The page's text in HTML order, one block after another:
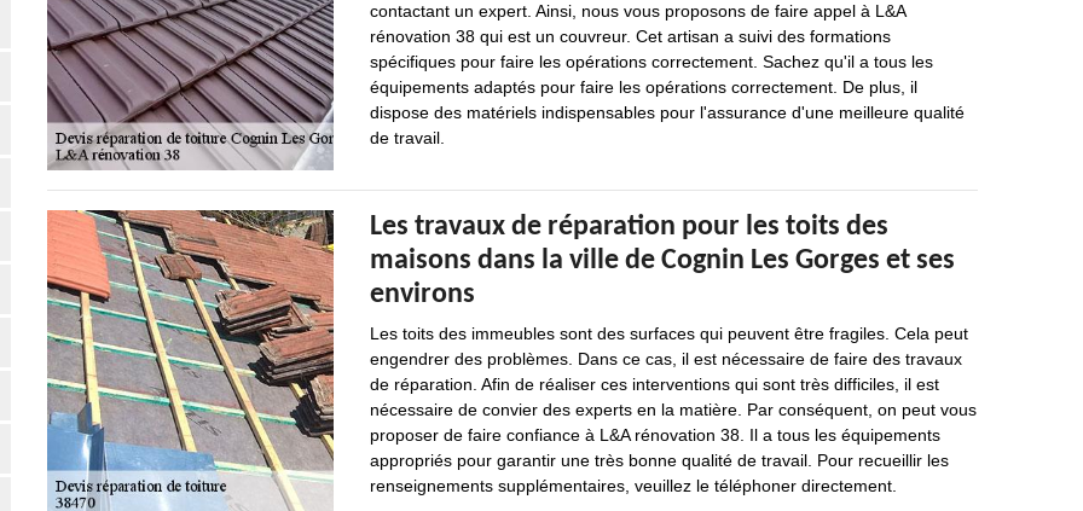
contactant un expert. Ainsi, nous vous proposons de faire appel à L&A
rénovation 38 qui est un couvreur. Cet artisan a suivi des formations
spécifiques pour faire les opérations correctement. Sachez qu'il a tous les
équipements adaptés pour faire les opérations correctement. De plus, il
dispose des matériels indispensables pour l'assurance d'une meilleure qualité
de travail.
Les travaux de réparation pour les toits des
maisons dans la ville de Cognin Les Gorges et ses
environs
Les toits des immeubles sont des surfaces qui peuvent être fragiles. Cela peut
engendrer des problèmes. Dans ce cas, il est nécessaire de faire des travaux
de réparation. Afin de réaliser ces interventions qui sont très difficiles, il est
nécessaire de convier des experts en la matière. Par conséquent, on peut vous
proposer de faire confiance à L&A rénovation 38. Il a tous les équipements
appropriés pour garantir une très bonne qualité de travail. Pour recueillir les
renseignements supplémentaires, veuillez le téléphoner directement.